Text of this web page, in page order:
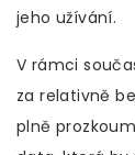
jeho užívání.
V rámci
za relativně
plně